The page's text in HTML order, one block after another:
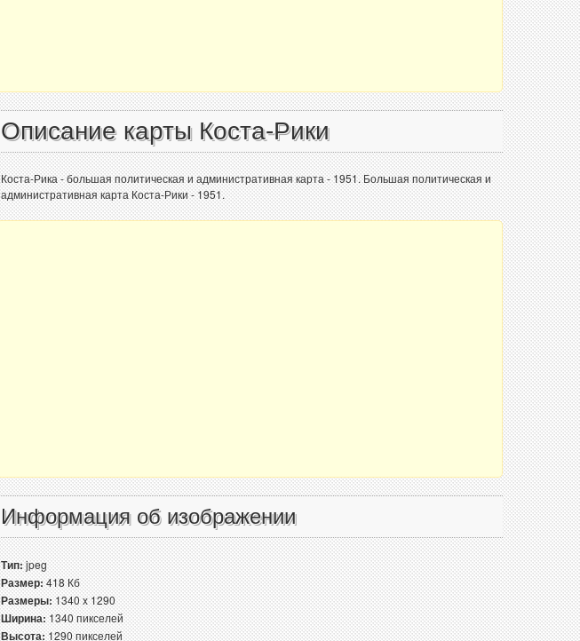
Описание карты Коста-Рики
Коста-Рика - большая политическая и административная карта - 1951. Большая политическая и
административная карта Коста-Рики - 1951.
Информация об изображении
Тип:jpeg
Размер:418 Кб
Размеры:1340 x 1290
Ширина:1340 пикселей
Высота:1290 пикселей